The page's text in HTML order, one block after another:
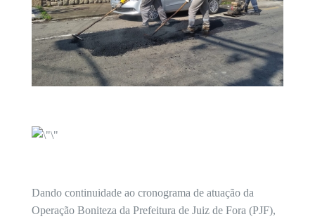
Dando continuidade ao cronograma de atuação da
Operação Boniteza da Prefeitura de Juiz de Fora (PJF),